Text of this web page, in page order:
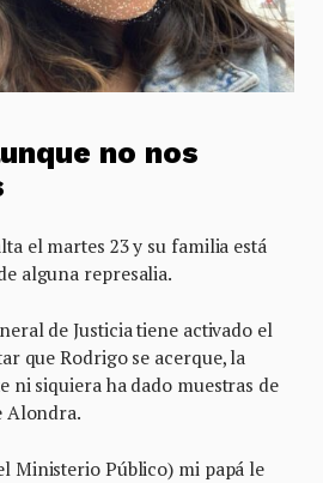
no nos
el martes 23 y su familia está
alguna represalia.
de Justicia tiene activado el
que Rodrigo se acerque, la
ni siquiera ha dado muestras de
Alondra.
Ministerio Público) mi papá le